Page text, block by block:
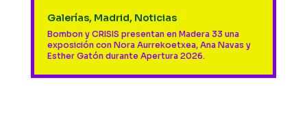
Galerías, Madrid, Noticias
Bombon y CRISIS presentan en Madera 33 una
exposición con Nora Aurrekoetxea, Ana Navas y
Esther Gatón durante Apertura 2026.